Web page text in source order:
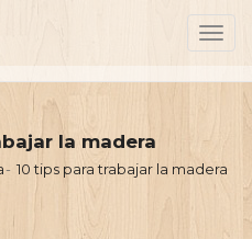
la madera
10 tips para trabajar la madera